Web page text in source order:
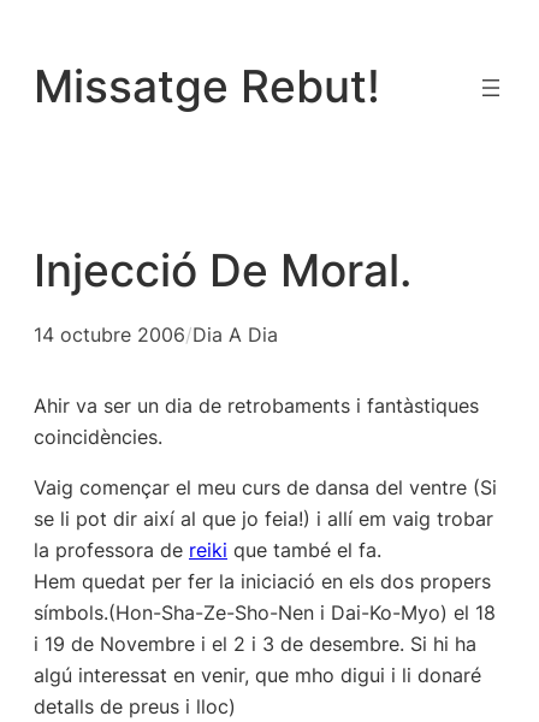
contingut
Missatge Rebut!
Injecció De Moral.
14 octubre 2006/Dia A Dia
Ahir va ser un dia de retrobaments i fantàstiques
coincidències.
Vaig començar el meu curs de dansa del ventre (Si
se li pot dir així al que jo feia!) i allí em vaig trobar
la professora de reiki que també el fa.
Hem quedat per fer la iniciació en els dos propers
símbols.(Hon-Sha-Ze-Sho-Nen i Dai-Ko-Myo) el 18
i 19 de Novembre i el 2 i 3 de desembre. Si hi ha
algú interessat en venir, que mho digui i li donaré
detalls de preus i lloc)